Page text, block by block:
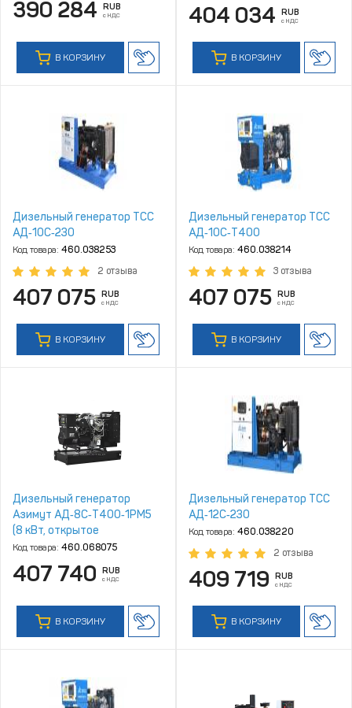
390 284 RUB
с НДС
В КОРЗИНУ
404 034 RUB
с НДС
В КОРЗИНУ
Дизельный генератор ТСС
АД‑10С‑230
Код товара: 460.038253
2 отзыва
407 075 RUB
с НДС
В КОРЗИНУ
Дизельный генератор ТСС
АД‑10С‑Т400
Код товара: 460.038214
3 отзыва
407 075 RUB
с НДС
В КОРЗИНУ
Дизельный генератор
Азимут АД‑8С‑Т400‑1РМ5
(8 кВт, открытое
исполнение, двигатель
Код товара: 460.068075
407 740 RUB
с НДС
В КОРЗИНУ
Дизельный генератор ТСС
АД‑12С‑230
Код товара: 460.038220
2 отзыва
409 719 RUB
с НДС
В КОРЗИНУ